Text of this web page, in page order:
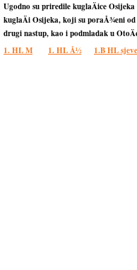
Ugodno su priredile kuglaÄice
kuglaÄi Osijeka, koji su poraÅ¾eni
drugi nastup, kao i podmladak u
1. HL M
1. HL Å½ 1.B HL